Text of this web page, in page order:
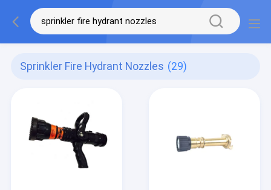
Sprinkler Fire Hydrant Nozzles (29)